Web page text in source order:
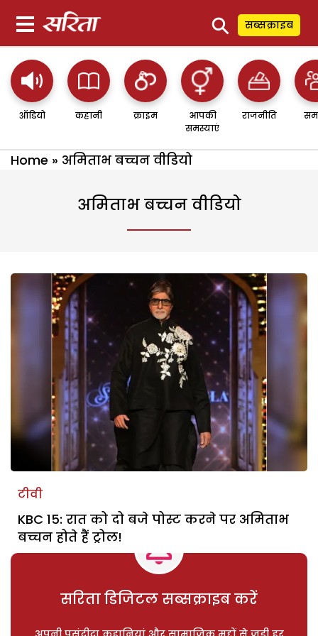
⚲ सब्सक्राइब
ऑडियो कहानी क्राइम
आपकी
समस्याएं
राजनीति
Home » अमिताभ बच्चन वीडियो
अमिताभ बच्चन वीडियो
टीवी
KBC 15: रात को दो बजे पोस्ट करने पर अमिताभ
बच्चन होते हैं ट्रोल!
सरिता डिजिटल सब्सक्राइब करें